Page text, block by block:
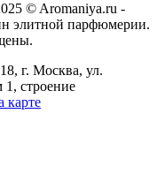
© Aromaniya.ru -
элитной парфюмерии.
г. Москва, ул.
1, строение
карте